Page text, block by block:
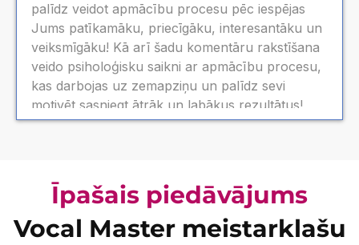
Īpašais piedāvājums
Vocal Master meistarklašu